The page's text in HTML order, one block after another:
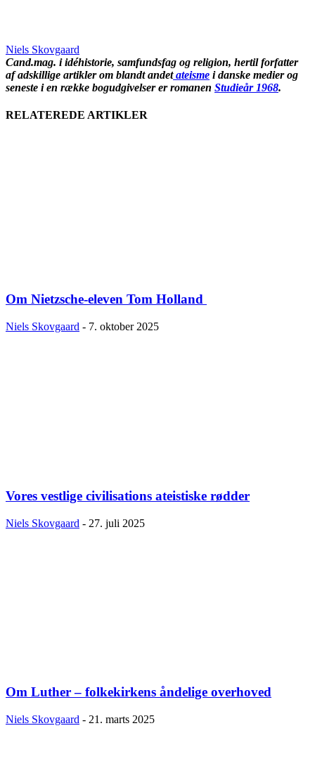
Niels Skovgaard
Cand.mag. i idéhistorie, samfundsfag og religion, hertil forfatter
af adskillige artikler om blandt andetateisme i danske medier og
seneste i en række bogudgivelser er romanen Studieår 1968.
RELATEREDE ARTIKLER
Om Nietzsche-eleven Tom Holland
Niels Skovgaard - 7. oktober 2025
Vores vestlige civilisations ateistiske rødder
Niels Skovgaard - 27. juli 2025
Om Luther – folkekirkens åndelige overhoved
Niels Skovgaard - 21. marts 2025